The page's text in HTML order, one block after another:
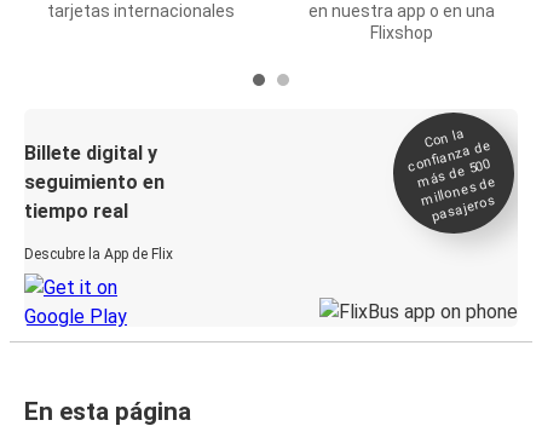
tarjetas internacionales
en nuestra app o en una
Flixshop
Billete digital y
seguimiento en
tiempo real
Descubre la App de Flix
Con la
confianza de
más de 500
millones de
pasajeros
En esta página